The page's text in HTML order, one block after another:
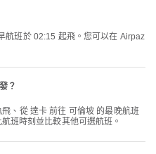
？
班時刻並比較其他可選航班。